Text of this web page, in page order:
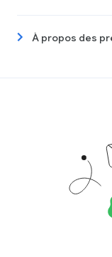
À propos des